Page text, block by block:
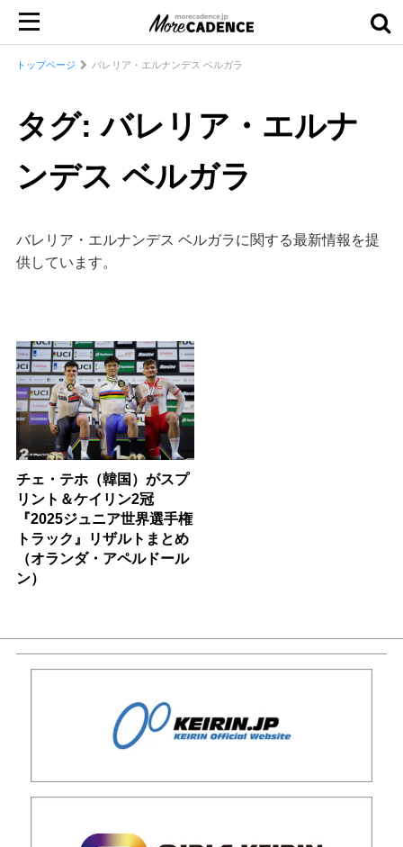
トップページ バレリア・エルナンデス ベルガラ
タグ: バレリア・エルナ
ンデス ベルガラ
バレリア・エルナンデス ベルガラに関する最新情報を提
供しています。
チェ・テホ（韓国）がスプ
リント＆ケイリン2冠
『2025ジュニア世界選手権
トラック』リザルトまとめ
（オランダ・アペルドール
ン）